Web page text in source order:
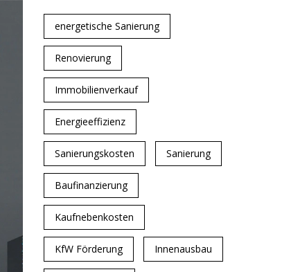
energetische Sanierung
Renovierung
Immobilienverkauf
Energieeffizienz
Sanierungskosten Sanierung
Baufinanzierung
Kaufnebenkosten
KfW Förderung Innenausbau